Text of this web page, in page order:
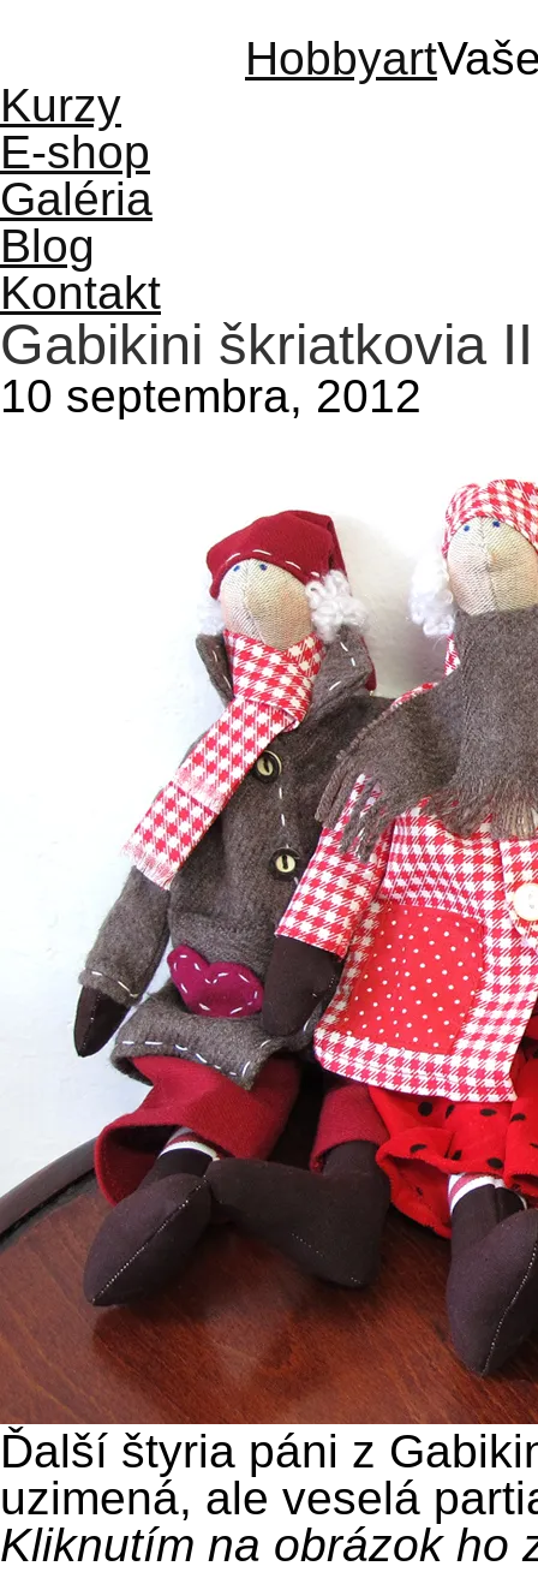
Hobbyart
Kurzy
E-shop
Galéria
Blog
Kontakt
Gabikini škriatkovia
10 septembra, 2012
Ďalší štyria páni z
uzimená, ale veselá
Kliknutím na obrázok ho